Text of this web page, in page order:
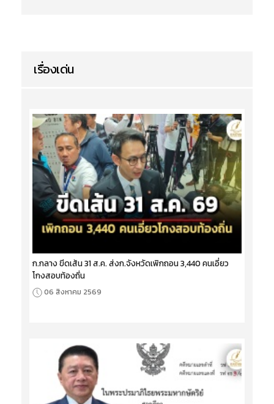
เรื่องเด่น
ก.กลาง ขีดเส้น 31 ส.ค. ส่งก.จังหวัดเพิกถอน 3,440 คนเอี่ยว
โกงสอบท้องถิ่น
06 สิงหาคม 2569